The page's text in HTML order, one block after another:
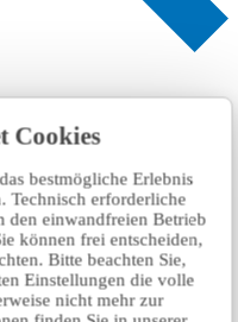
Cookies
bestmögliche Erlebnis
Technisch erforderliche
den einwandfreien Betrieb
können frei entscheiden,
Bitte beachten Sie,
Einstellungen die volle
nicht mehr zur